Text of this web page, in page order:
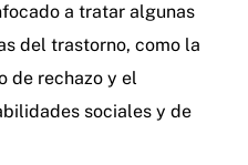
a tratar algunas
del trastorno, como la
de rechazo y el
sociales y de